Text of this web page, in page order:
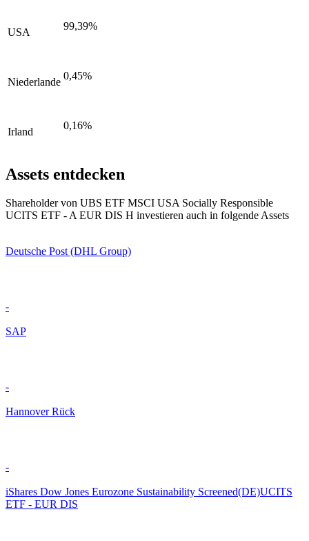
USA
99,39%
Niederlande
0,45%
Irland
0,16%
Assets entdecken
Shareholder von UBS ETF MSCI USA Socially Responsible
UCITS ETF - A EUR DIS H investieren auch in folgende Assets
Deutsche Post (DHL Group)
-
SAP
-
Hannover Rück
-
iShares Dow Jones Eurozone Sustainability Screened(DE)UCITS
ETF - EUR DIS